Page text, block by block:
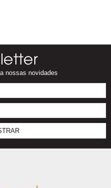
nossas novidades